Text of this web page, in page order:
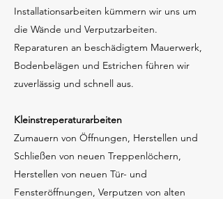
Installationsarbeiten kümmern wir uns um
die Wände und Verputzarbeiten.
Reparaturen an beschädigtem Mauerwerk,
Bodenbelägen und Estrichen führen wir
zuverlässig und schnell aus.
Kleinstreperaturarbeiten
Zumauern von Öffnungen, Herstellen und
Schließen von neuen Treppenlöchern,
Herstellen von neuen Tür- und
Fensteröffnungen, Verputzen von alten